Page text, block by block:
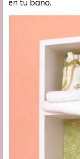
en tu baño.